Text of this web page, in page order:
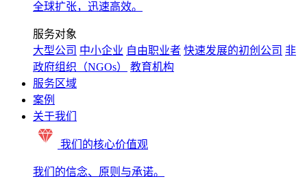
全球扩张，迅速高效。
服务对象
大型公司 中小企业 自由职业者 快速发展的初创公司 非
政府组织（NGOs）
教育机构
服务区域
案例
关于我们
我们的核心价值观
我们的信念、原则与承诺。